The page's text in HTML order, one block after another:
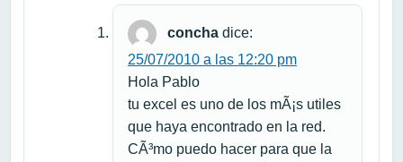
concha dice:
25/07/2010 a las 12:20 pm
Hola Pablo
tu excel es uno de los mÃ¡s utiles
que haya encontrado en la red.
CÃ³mo puedo hacer para que la